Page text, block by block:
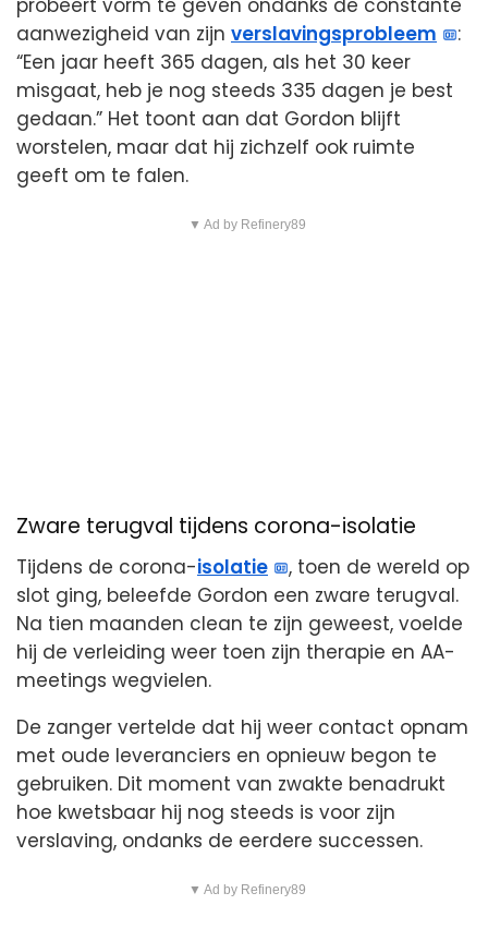
aanwezigheid van zijn verslavingsprobleem
:
“Een jaar heeft 365 dagen, als het 30 keer
misgaat, heb je nog steeds 335 dagen je best
gedaan.” Het toont aan dat Gordon blijft
worstelen, maar dat hij zichzelf ook ruimte
geeft om te falen.
▼ Ad by Refinery89
Zware terugval tijdens corona-isolatie
Tijdens de corona-isolatie
, toen de wereld op
slot ging, beleefde Gordon een zware terugval.
Na tien maanden clean te zijn geweest, voelde
hij de verleiding weer toen zijn therapie en AA-
meetings wegvielen.
De zanger vertelde dat hij weer contact opnam
met oude leveranciers en opnieuw begon te
gebruiken. Dit moment van zwakte benadrukt
hoe kwetsbaar hij nog steeds is voor zijn
verslaving, ondanks de eerdere successen.
▼ Ad by Refinery89